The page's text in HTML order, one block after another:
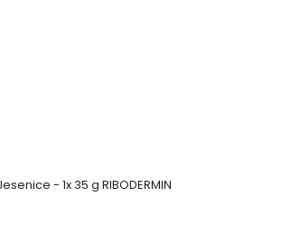
- 1x 35 g RIBODERMIN